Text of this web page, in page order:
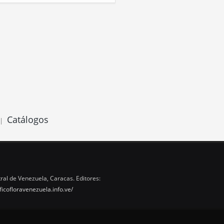
| Catálogos
de Venezuela, Caracas. Editores: